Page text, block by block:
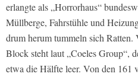
erlangte als „Horrorhaus“
Müllberge, Fahrstühle und
drum herum tummeln sich
Block steht laut „Coeles Group“,
etwa die Hälfte leer. Von den 161